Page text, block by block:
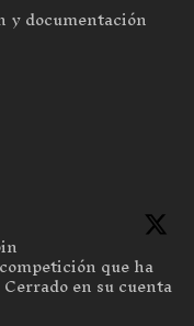
documentación
que ha
en su cuenta